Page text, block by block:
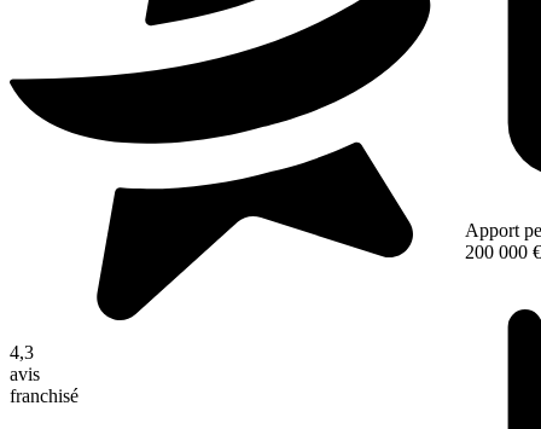
4,3
avis
franchisé
Apport
200 000 €